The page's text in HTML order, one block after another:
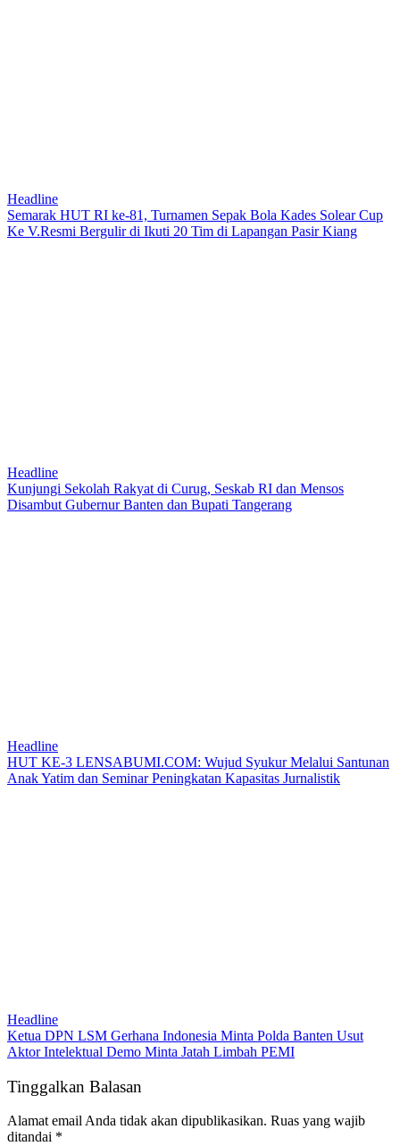
Headline
Semarak HUT RI ke-81, Turnamen Sepak Bola Kades Solear Cup
Ke V.Resmi Bergulir di Ikuti 20 Tim di Lapangan Pasir Kiang
Headline
Kunjungi Sekolah Rakyat di Curug, Seskab RI dan Mensos
Disambut Gubernur Banten dan Bupati Tangerang
Headline
HUT KE-3 LENSABUMI.COM: Wujud Syukur Melalui Santunan
Anak Yatim dan Seminar Peningkatan Kapasitas Jurnalistik
Headline
Ketua DPN LSM Gerhana Indonesia Minta Polda Banten Usut
Aktor Intelektual Demo Minta Jatah Limbah PEMI
Tinggalkan Balasan
Alamat email Anda tidak akan dipublikasikan. Ruas yang wajib
ditandai *